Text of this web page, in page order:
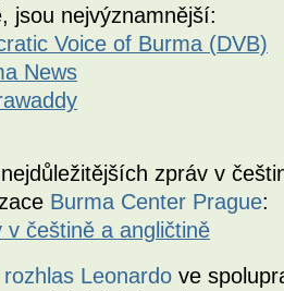
jsou nejvýznamnější:
Voice of Burma (DVB)
News
zpráv v
Burma Center Prague:
v češtině a angličtině
Leonardo ve